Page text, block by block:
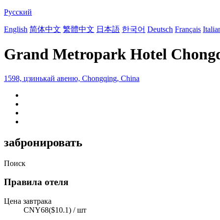
Русский
English 简体中文 繁體中文 日本語 한국어 Deutsch Français
Grand Metropark Hotel
1598, цзинькай авеню, Chongqing, China
забронировать
Поиск
Правила отеля
Цена завтрака
CNY68($10.1) / шт